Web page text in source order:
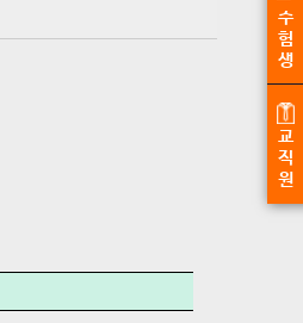
수
험
생
교
직
원